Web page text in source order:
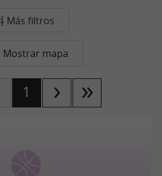
Más filtros
Mostrar mapa
1